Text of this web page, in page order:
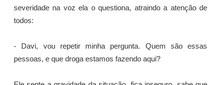
severidade na voz ela o questiona, atraindo a atenção de
todos:
- Davi, vou repetir minha pergunta. Quem são essas
pessoas, e que droga estamos fazendo aqui?